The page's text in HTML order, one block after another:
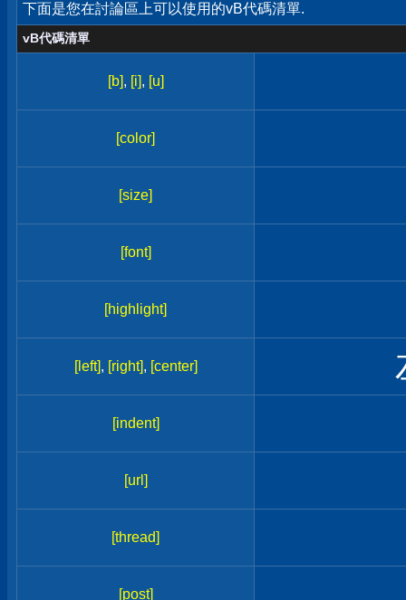
下面是您在討論區上可以使用的vB代碼清單.
vB代碼清單
[b], [i], [u]
[color]
[size]
[font]
[highlight]
[left], [right], [center]
[indent]
[url]
[thread]
[post]